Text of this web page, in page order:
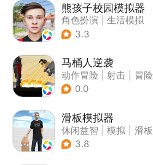
熊孩子校园模拟器
角色扮演
生活模拟
| 写实
3.3
马桶人逆袭
动作冒险 射击
冒险
| 像素风
0.0
滑板模拟器
休闲益智 模拟
滑板
| 卡通
3.8